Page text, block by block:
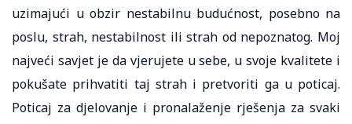
uzimajući u obzir nestabilnu budućnost, posebno na
poslu, strah, nestabilnost ili strah od nepoznatog. Moj
najveći savjet je da vjerujete u sebe, u svoje kvalitete i
pokušate prihvatiti taj strah i pretvoriti ga u poticaj.
Poticaj za djelovanje i pronalaženje rješenja za svaki